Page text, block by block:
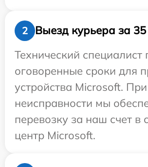
2
Выезд курьера за
Технический специалист
оговоренные сроки для
устройства Microsoft.
неисправности мы
перевозку за наш счет в
центр Microsoft.